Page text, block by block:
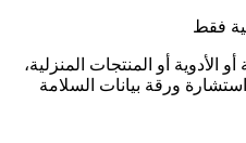
فقط
أو المنتجات المنزلية،
ورقة بيانات السلامة